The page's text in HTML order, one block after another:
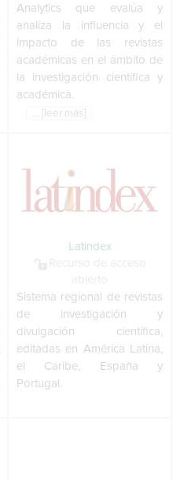
Analytics que evalúa y
analiza la influencia y el
impacto de las revistas
académicas en el ámbito de
la investigación científica y
académica.
... [leer más]
Latindex
Sistema regional de revistas
de investigación y
divulgación científica,
editadas en América Latina,
el Caribe, España y
Portugal.